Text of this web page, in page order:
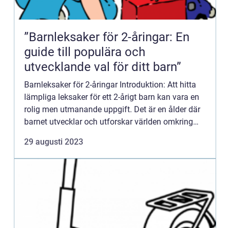
”Barnleksaker för 2-åringar: En
guide till populära och
utvecklande val för ditt barn”
Barnleksaker för 2-åringar Introduktion: Att hitta
lämpliga leksaker för ett 2-årigt barn kan vara en
rolig men utmanande uppgift. Det är en ålder där
barnet utvecklar och utforskar världen omkring
proc...
29 augusti 2023